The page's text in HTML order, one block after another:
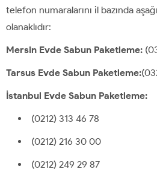
telefon numaralarını il bazında
olanaklıdır:
Mersin Evde Sabun Paketleme:
Tarsus Evde Sabun Paketleme:
İstanbul Evde Sabun Paketleme:
(0212) 313 46 78
(0212) 216 30 00
(0212) 249 29 87